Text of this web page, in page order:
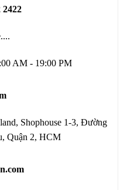
2422
AM - 19:00 PM
Shophouse 1-3, Đường
Quận 2, HCM